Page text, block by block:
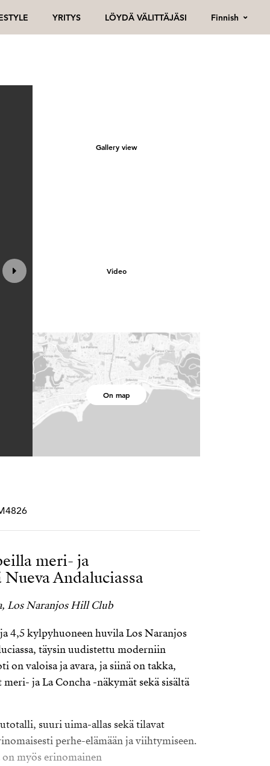
YRITYS LÖYDÄ VÄLITTÄJÄSI Finnish
Gallery view
Video
On map
meri- ja
Andaluciassa
Los Naranjos Hill Club
4,5 kylpyhuoneen huvila Los Naranjos
täysin uudistettu moderniin
on valoisa ja avara, ja siinä on takka,
ja La Concha -näkymät sekä sisältä
suuri uima-allas sekä tilavat
perhe-elämään ja viihtymiseen.
myös erinomainen